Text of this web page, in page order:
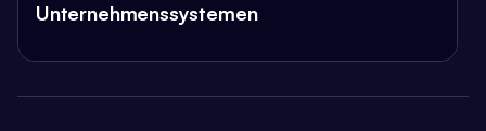
Unternehmenssystemen